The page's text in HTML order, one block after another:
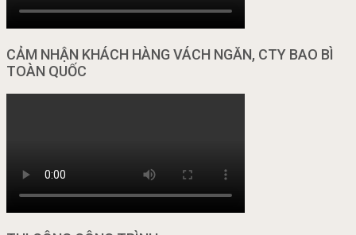
CẢM NHẬN KHÁCH HÀNG VÁCH NGĂN, CTY BAO BÌ
TOÀN QUỐC